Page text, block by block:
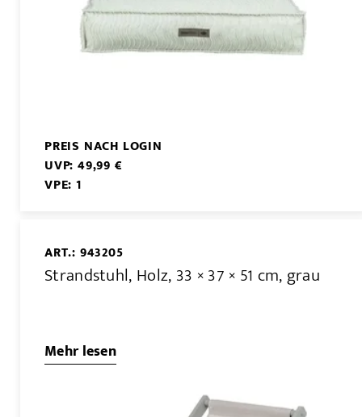
PREIS NACH LOGIN
UVP: 49,99 €
VPE: 1
ART.: 943205
Strandstuhl, Holz, 33 × 37 × 51 cm, grau
Mehr lesen